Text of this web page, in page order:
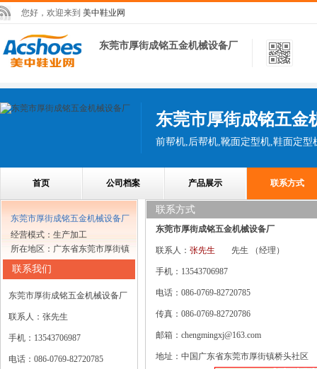
您好，欢迎来到 美中鞋业网
东莞市厚街成铭五金机械设备厂
东莞市厚街成铭五金
首页 公司档案 产品展示 联系方式
东莞市厚街成铭五金机械设备厂
经营模式：生产加工
所在地区：广东省东莞市厚街镇
联系我们
东莞市厚街成铭五金机械设备厂
联系人：张先生
手机：13543706987
电话：086-0769-82720785
联系方式
东莞市厚街成铭五金机械设备厂
联系人： 张先生 先生 （经理）
手机：13543706987
电话：086-0769-82720785
传真：086-0769-82720786
邮箱：chengmingxj@163.com
地址：中国广东省东莞市厚街镇桥头社区